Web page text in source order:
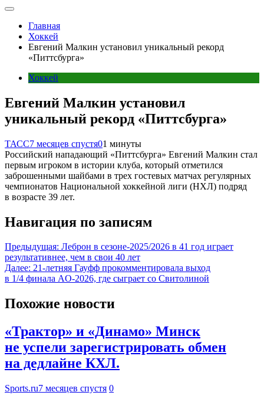
Главная
Хоккей
Евгений Малкин установил уникальный рекорд
«Питтсбурга»
Хоккей
Евгений Малкин установил
уникальный рекорд «Питтсбурга»
ТАСС7 месяцев спустя01 минуты
Российский нападающий «Питтсбурга» Евгений Малкин стал
первым игроком в истории клуба, который отметился
заброшенными шайбами в трех гостевых матчах регулярных
чемпионатов Национальной хоккейной лиги (НХЛ) подряд
в возрасте 39 лет.
Навигация по записям
Предыдущая: Леброн в сезоне-2025/2026 в 41 год играет
результативнее, чем в свои 40 лет
Далее: 21-летняя Гауфф прокомментировала выход
в 1/4 финала AO-2026, где сыграет со Свитолиной
Похожие новости
«Трактор» и «Динамо» Минск
не успели зарегистрировать обмен
на дедлайне КХЛ.
Sports.ru7 месяцев спустя 0